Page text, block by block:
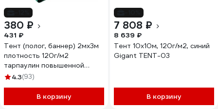
380 ₽
431 ₽
Тент (полог, баннер) 2мх3м
плотность 120г/м2
тарпаулин повышенной
плотности строительный,
УФ-стабилизация, синий
GAVIAL 2480
4.3(93)
В корзину
7 808 ₽
8 639 ₽
Тент 10х10м, 120г/м2, синий
Gigant TENT-03
В корзину